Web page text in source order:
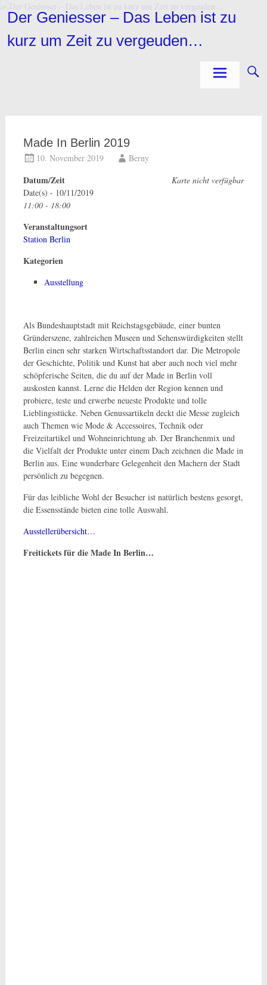
Zum
InhaltDer Geniesser – Das Leben ist zu
kurz um Zeit zu vergeuden…
Made In Berlin 2019
10. November 2019
Berny
Karte nicht verfügbar
Datum/Zeit
Date(s) - 10/11/2019
11:00 - 18:00
Veranstaltungsort
Station Berlin
Kategorien
Ausstellung
Als Bundeshauptstadt mit Reichstagsgebäude, einer bunten
Gründerszene, zahlreichen Museen und Sehenswürdigkeiten stellt
Berlin einen sehr starken Wirtschaftsstandort dar. Die Metropole
der Geschichte, Politik und Kunst hat aber auch noch viel mehr
schöpferische Seiten, die du auf der Made in Berlin voll
auskosten kannst. Lerne die Helden der Region kennen und
probiere, teste und erwerbe neueste Produkte und tolle
Lieblingsstücke. Neben Genussartikeln deckt die Messe zugleich
auch Themen wie Mode & Accessoires, Technik oder
Freizeitartikel und Wohneinrichtung ab. Der Branchenmix und
die Vielfalt der Produkte unter einem Dach zeichnen die Made in
Berlin aus. Eine wunderbare Gelegenheit den Machern der Stadt
persönlich zu begegnen.
Für das leibliche Wohl der Besucher ist natürlich bestens gesorgt,
die Essensstände bieten eine tolle Auswahl.
Ausstellerübersicht…
Freitickets für die Made In Berlin…